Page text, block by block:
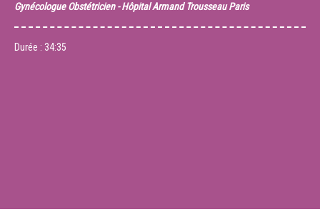
Gynécologue Obstétricien - Hôpital Armand Trousseau Paris
Durée : 34:35